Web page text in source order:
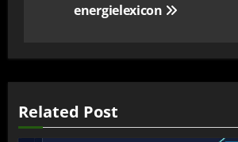
energielexicon
Related Post